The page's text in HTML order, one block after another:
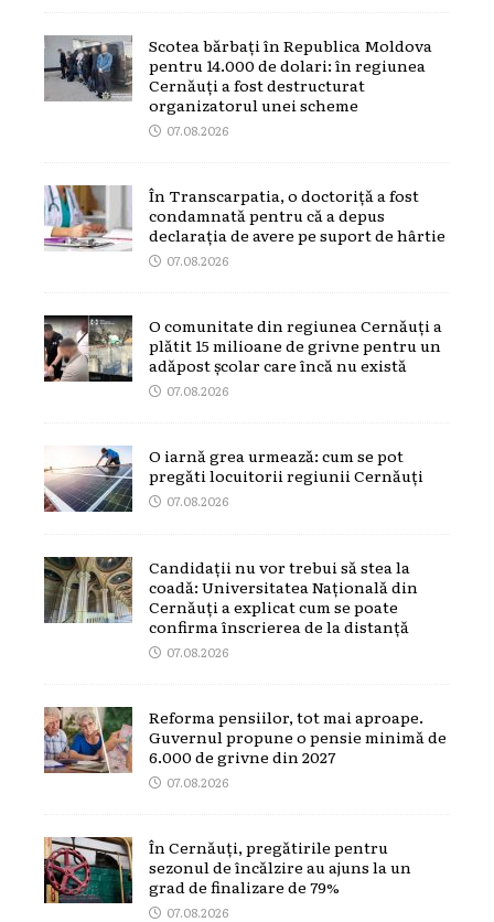
Scotea bărbați în Republica Moldova
pentru 14.000 de dolari: în regiunea
Cernăuți a fost destructurat
organizatorul unei scheme
07.08.2026
În Transcarpatia, o doctoriță a fost
condamnată pentru că a depus
declarația de avere pe suport de hârtie
07.08.2026
O comunitate din regiunea Cernăuți a
plătit 15 milioane de grivne pentru un
adăpost școlar care încă nu există
07.08.2026
O iarnă grea urmează: cum se pot
pregăti locuitorii regiunii Cernăuți
07.08.2026
Candidații nu vor trebui să stea la
coadă: Universitatea Națională din
Cernăuți a explicat cum se poate
confirma înscrierea de la distanță
07.08.2026
Reforma pensiilor, tot mai aproape.
Guvernul propune o pensie minimă de
6.000 de grivne din 2027
07.08.2026
În Cernăuți, pregătirile pentru
sezonul de încălzire au ajuns la un
grad de finalizare de 79%
07.08.2026